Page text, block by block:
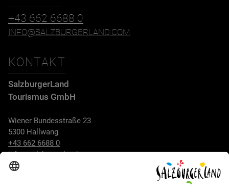
+43 662 6688 0
INFO@SALZBURGERLAND.COM
KONTAKT
SalzburgerLand
Tourismus GmbH
Wiener Bundesstraße 23
5300 Hallwang
+43 662 6688 0
info@salzburgerland.com